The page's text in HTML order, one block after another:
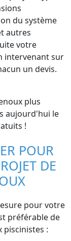
du système
autres
votre
intervenant sur
un devis.
plus
aujourd'hui le
!
POUR
DE
pour votre
préférable de
: